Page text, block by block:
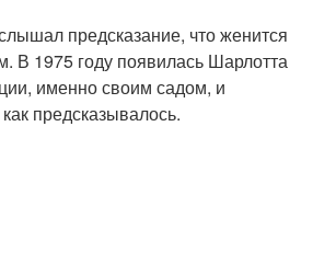
предсказание, что женится
В 1975 году появилась Шарлотта
именно своим садом, и
предсказывалось.